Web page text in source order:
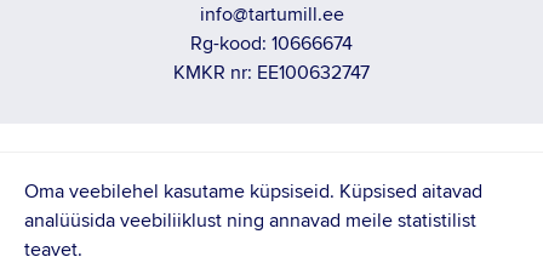
info@tartumill.ee
Rg-kood: 10666674
KMKR nr: EE100632747
TÖÖTAJA TAGASISIDE
Oma veebilehel kasutame küpsiseid. Küpsised aitavad
analüüsida veebiliiklust ning annavad meile statistilist
teavet.